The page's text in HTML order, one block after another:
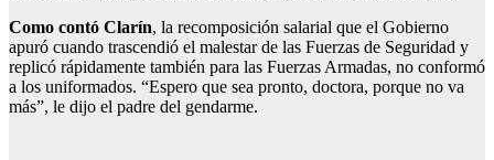
Como contó Clarín, la recomposición salarial que el Gobierno
apuró cuando trascendió el malestar de las Fuerzas de Seguridad y
replicó rápidamente también para las Fuerzas Armadas, no conformó
a los uniformados. “Espero que sea pronto, doctora, porque no va
más”, le dijo el padre del gendarme.